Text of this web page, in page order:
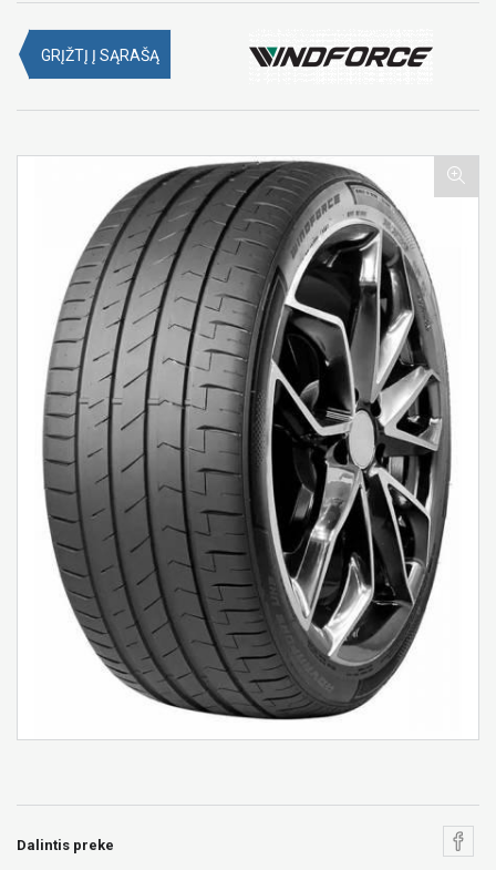
GRĮŽTĮ Į SĄRAŠĄ
Dalintis preke